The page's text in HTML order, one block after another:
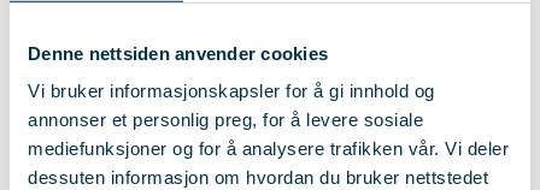
Denne nettsiden anvender cookies
Vi bruker informasjonskapsler for å gi innhold og
annonser et personlig preg, for å levere sosiale
mediefunksjoner og for å analysere trafikken vår. Vi deler
dessuten informasjon om hvordan du bruker nettstedet
Har god teknisk forståelse
Er en proaktiv problemløser
Bygger gode relasjoner med kolleger
og kunder.